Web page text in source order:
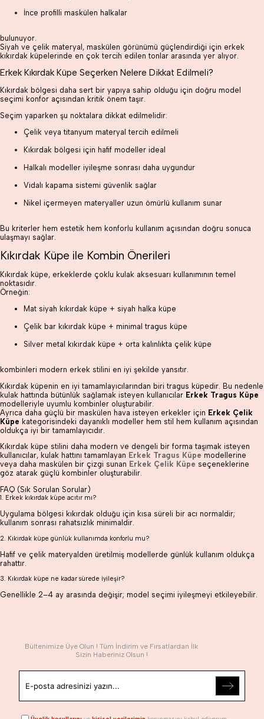
İnce profilli maskülen halkalar
bulunuyor.
Siyah ve çelik materyal, maskülen görünümü güçlendirdiği için erkek
kıkırdak küpelerinde en çok tercih edilen tonlar arasında yer alıyor.
Erkek Kıkırdak Küpe Seçerken Nelere Dikkat Edilmeli?
Kıkırdak bölgesi daha sert bir yapıya sahip olduğu için doğru model
seçimi konfor açısından kritik önem taşır.
Seçim yaparken şu noktalara dikkat edilmelidir:
Çelik veya titanyum materyal tercih edilmeli
Kıkırdak bölgesi için hafif modeller ideal
Halkalı modeller iyileşme sonrası daha uygundur
Vidalı kapama sistemi güvenlik sağlar
Nikel içermeyen materyaller uzun ömürlü kullanım sunar
Bu kriterler hem estetik hem konforlu kullanım açısından doğru sonuca
ulaşmayı sağlar.
Kıkırdak Küpe ile Kombin Önerileri
Kıkırdak küpe, erkeklerde çoklu kulak aksesuarı kullanımının temel
noktasıdır.
Örneğin:
Mat siyah kıkırdak küpe + siyah halka küpe
Çelik bar kıkırdak küpe + minimal tragus küpe
Silver metal kıkırdak küpe + orta kalınlıkta çelik küpe
kombinleri modern erkek stilini en iyi şekilde yansıtır.
Kıkırdak küpenin en iyi tamamlayıcılarından biri tragus küpedir. Bu nedenle
kulak hattında bütünlük sağlamak isteyen kullanıcılar Erkek Tragus Küpe
modelleriyle uyumlu kombinler oluşturabilir.
Ayrıca daha güçlü bir maskülen hava isteyen erkekler için Erkek Çelik
Küpe kategorisindeki dayanıklı modeller hem stil hem kullanım açısından
oldukça iyi bir tamamlayıcıdır.
Kıkırdak küpe stilini daha modern ve dengeli bir forma taşımak isteyen
kullanıcılar, kulak hattını tamamlayan Erkek Tragus Küpe modellerine
veya daha maskülen bir çizgi sunan Erkek Çelik Küpe seçeneklerine
göz atarak güçlü kombinler oluşturabilir.
FAQ (Sık Sorulan Sorular)
1. Erkek kıkırdak küpe acıtır mı?
Uygulama bölgesi kıkırdak olduğu için kısa süreli bir acı normaldir;
kullanım sonrası rahatsızlık minimaldir.
2. Kıkırdak küpe günlük kullanımda konforlu mu?
Hafif ve çelik materyalden üretilmiş modellerde günlük kullanım oldukça
rahattır.
3. Kıkırdak küpe ne kadar sürede iyileşir?
Genellikle 2–4 ay arasında değişir; model seçimi iyileşmeyi etkileyebilir.
Bültenimize Üye Olun ! Tüm İndirim ve Fırsatlardan İlk
Sizin Haberiniz Olsun !